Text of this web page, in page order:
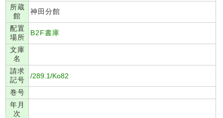
所蔵
館
神田分館
配置
場所
B2F書庫
文庫
名
請求
記号
/289.1/Ko82
巻号
年月
次